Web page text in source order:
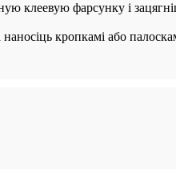
клеевую фарсунку і
кропкамі або